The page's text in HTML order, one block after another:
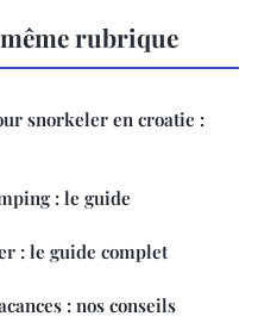
rubrique
snorkeler en croatie :
: le guide
: le guide complet
: nos conseils